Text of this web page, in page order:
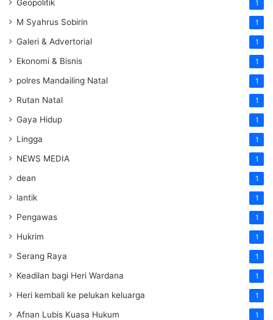
Geopolitik 1
M Syahrus Sobirin 1
Galeri & Advertorial 1
Ekonomi & Bisnis 1
polres Mandailing Natal 1
Rutan Natal 1
Gaya Hidup 1
Lingga 1
NEWS MEDIA 1
dean 1
lantik 1
Pengawas 1
Hukrim 1
Serang Raya 1
Keadilan bagi Heri Wardana 1
Heri kembali ke pelukan keluarga 1
Afnan Lubis Kuasa Hukum 1